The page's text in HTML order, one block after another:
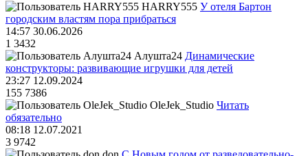
HARRY555 У отеля Бартон
городским властям пора прибраться
14:57 30.06.2026
1 3432
Алушта24 Динамические
конструкторы: развивающие игрушки для детей
23:27 12.09.2024
155 7386
OleJek_Studio Читать
обязательно
08:18 12.07.2021
3 9742